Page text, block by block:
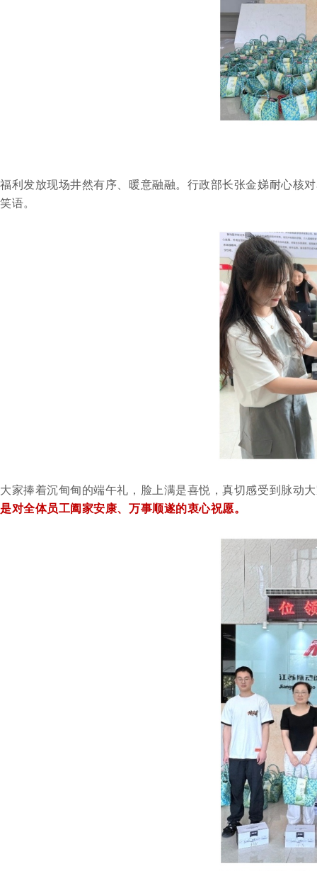
福利发放现场井然有序、暖意融融。行政部长张金娣耐心核
笑语。
大家捧着沉甸甸的端午礼，脸上满是喜悦，真切感受到脉动
是对全体员工阖家安康、万事顺遂的衷心祝愿。